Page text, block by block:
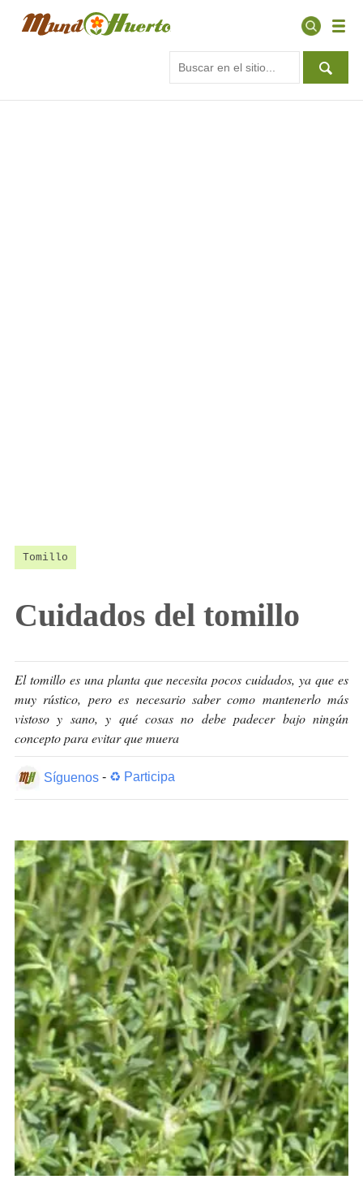
Tomillo
Cuidados del tomillo
El tomillo es una planta que necesita pocos cuidados, ya que es
muy rústico, pero es necesario saber como mantenerlo más
vistoso y sano, y qué cosas no debe padecer bajo ningún
concepto para evitar que muera
Síguenos- ♻ Participa